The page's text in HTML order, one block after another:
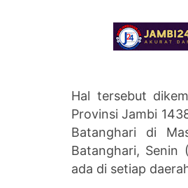
Hal tersebut
Provinsi Jambi
Batanghari di
Batanghari, Senin
ada di setiap